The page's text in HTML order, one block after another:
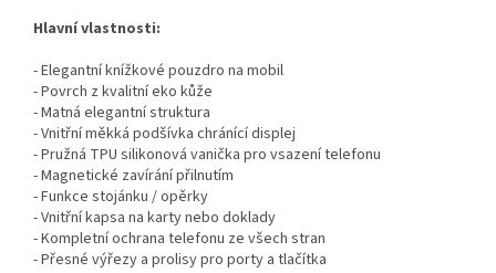
Hlavní vlastnosti:
- Elegantní knížkové pouzdro na mobil
- Povrch z kvalitní eko kůže
- Matná elegantní struktura
- Vnitřní měkká podšívka chránící displej
- Pružná TPU silikonová vanička pro vsazení telefonu
- Magnetické zavírání přilnutím
- Funkce stojánku / opěrky
- Vnitřní kapsa na karty nebo doklady
- Kompletní ochrana telefonu ze všech stran
- Přesné výřezy a prolisy pro porty a tlačítka